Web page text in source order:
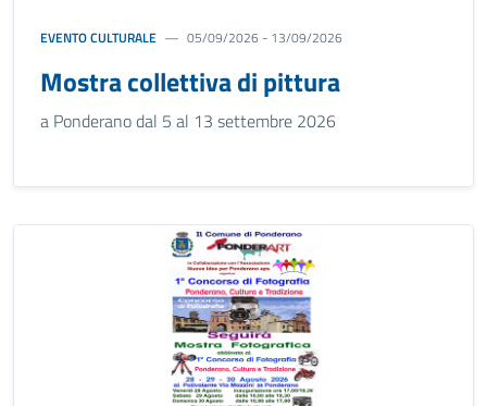
EVENTO CULTURALE 05/09/2026 - 13/09/2026
Mostra collettiva di pittura
a Ponderano dal 5 al 13 settembre 2026